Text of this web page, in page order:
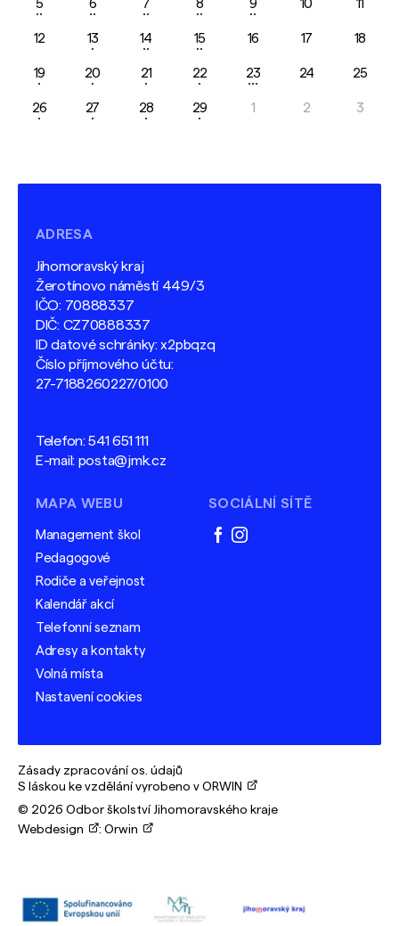
5 6 7 8 9 10 11
12 13 14 15 16 17 18
19 20 21 22 23 24 25
26 27 28 29 1 2 3
ADRESA
Jihomoravský kraj
Žerotínovo náměstí 449/3
IČO: 70888337
DIČ: CZ70888337
ID datové schránky: x2pbqzq
Číslo příjmového účtu:
27-7188260227/0100
Telefon:541 651 111
E-mail: posta@jmk.cz
MAPA WEBU
Management škol
Pedagogové
Rodiče a veřejnost
Kalendář akcí
Telefonní seznam
Adresy a kontakty
Volná místa
Nastavení cookies
SOCIÁLNÍ SÍTĚ
facebook
instagram
Zásady zpracování os. údajů
S láskou ke vzdělání vyrobeno v ORWIN
© 2026 Odbor školství Jihomoravského kraje
Webdesign
: Orwin